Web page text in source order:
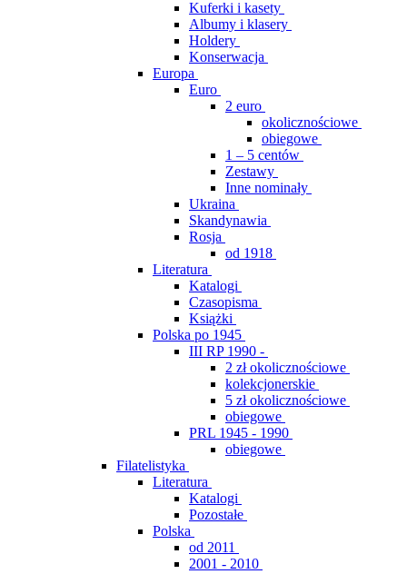
Kuferki i kasety
Albumy i klasery
Holdery
Konserwacja
Europa
Euro
2 euro
okolicznościowe
obiegowe
1 – 5 centów
Zestawy
Inne nominały
Ukraina
Skandynawia
Rosja
od 1918
Literatura
Katalogi
Czasopisma
Książki
Polska po 1945
III RP 1990 -
2 zł okolicznościowe
kolekcjonerskie
5 zł okolicznościowe
obiegowe
PRL 1945 - 1990
obiegowe
Filatelistyka
Literatura
Katalogi
Pozostałe
Polska
od 2011
2001 - 2010